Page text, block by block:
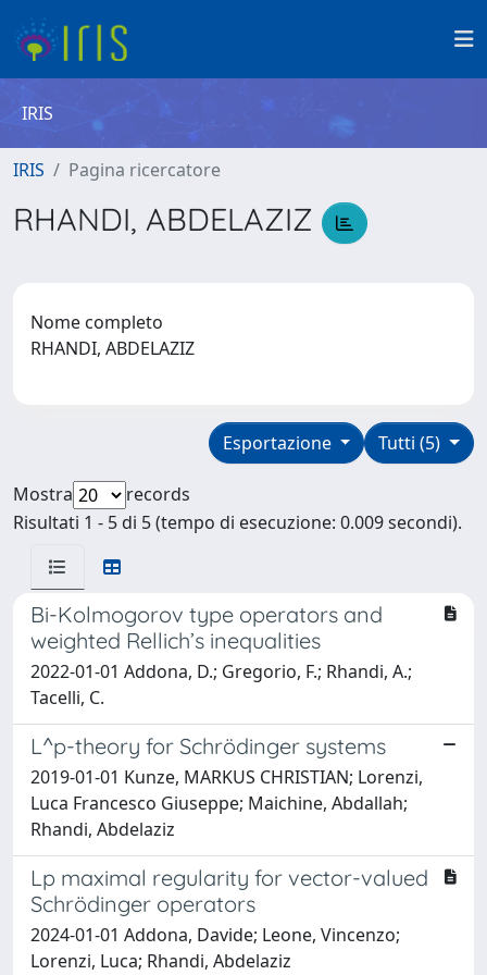
IRIS
IRIS Pagina ricercatore
RHANDI, ABDELAZIZ
Nome completo
RHANDI, ABDELAZIZ
Tutti (5)
Esportazione
Mostra
records
Risultati 1 - 5 di 5 (tempo di esecuzione: 0.009 secondi).
Bi-Kolmogorov type operators and
weighted Rellich’s inequalities
2022-01-01 Addona, D.; Gregorio, F.; Rhandi, A.;
Tacelli, C.
L^p-theory for Schrödinger systems
2019-01-01 Kunze, MARKUS CHRISTIAN; Lorenzi,
Luca Francesco Giuseppe; Maichine, Abdallah;
Rhandi, Abdelaziz
Lp maximal regularity for vector-valued
Schrödinger operators
2024-01-01 Addona, Davide; Leone, Vincenzo;
Lorenzi, Luca; Rhandi, Abdelaziz